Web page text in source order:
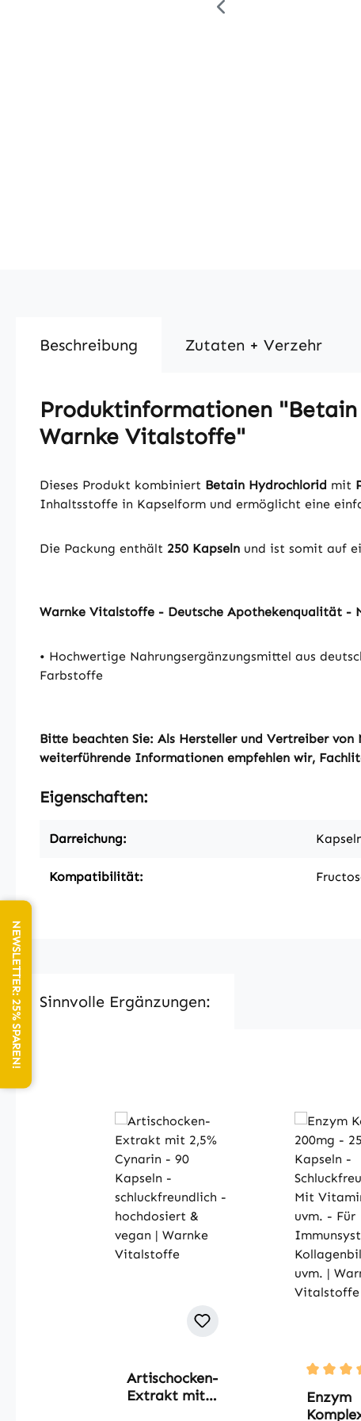
NEWSLETTER: 25% SPAREN!
Beschreibung Zutaten + Verzehr
Produktinformationen "Betain
Warnke Vitalstoffe"
Dieses Produkt kombiniert Betain Hydrochlorid mit
Inhaltsstoffe in Kapselform und ermöglicht eine
Die Packung enthält 250 Kapseln und ist somit auf
Warnke Vitalstoffe - Deutsche Apothekenqualität -
• Hochwertige Nahrungsergänzungsmittel aus
Farbstoffe
Bitte beachten Sie: Als Hersteller und Vertreiber
weiterführende Informationen empfehlen wir,
Eigenschaften:
Darreichung:
Kompatibilität:
Sinnvolle Ergänzungen:
Artischocken-
Extrakt mit
Enzym